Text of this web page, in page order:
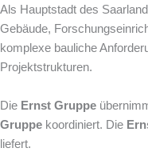
Als Hauptstadt des
Gebäude,
komplexe bauliche
Projektstrukturen.
Die Ernst Gruppe
Gruppe koordiniert. Die
liefert.